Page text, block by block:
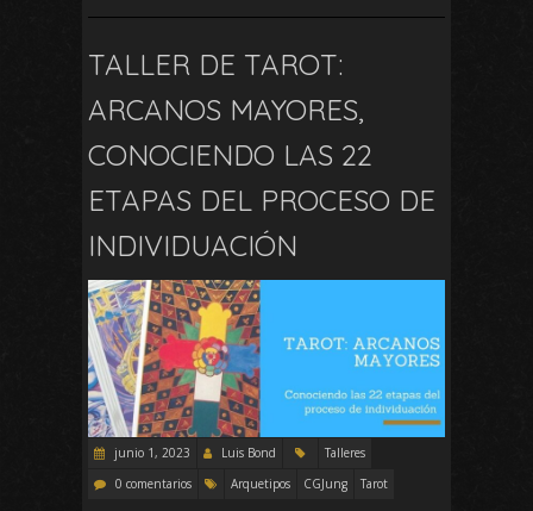
TALLER DE TAROT:
ARCANOS MAYORES,
CONOCIENDO LAS 22
ETAPAS DEL PROCESO DE
INDIVIDUACIÓN
junio 1, 2023 Luis Bond
Talleres
0 comentarios
Arquetipos CGJung Tarot